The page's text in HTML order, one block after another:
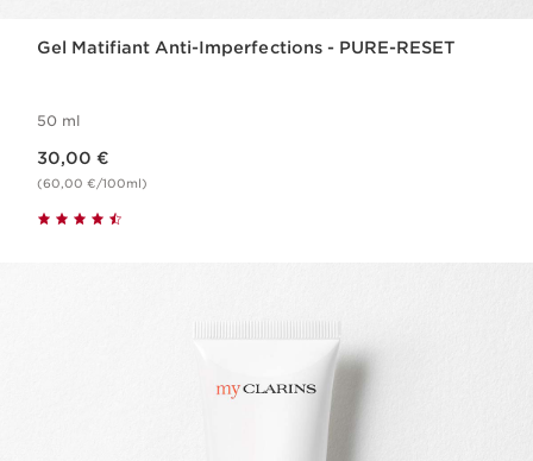
Gel Matifiant Anti-Imperfections - PURE-RESET
50 ml
30,00 €
(60,00 €/100ml)